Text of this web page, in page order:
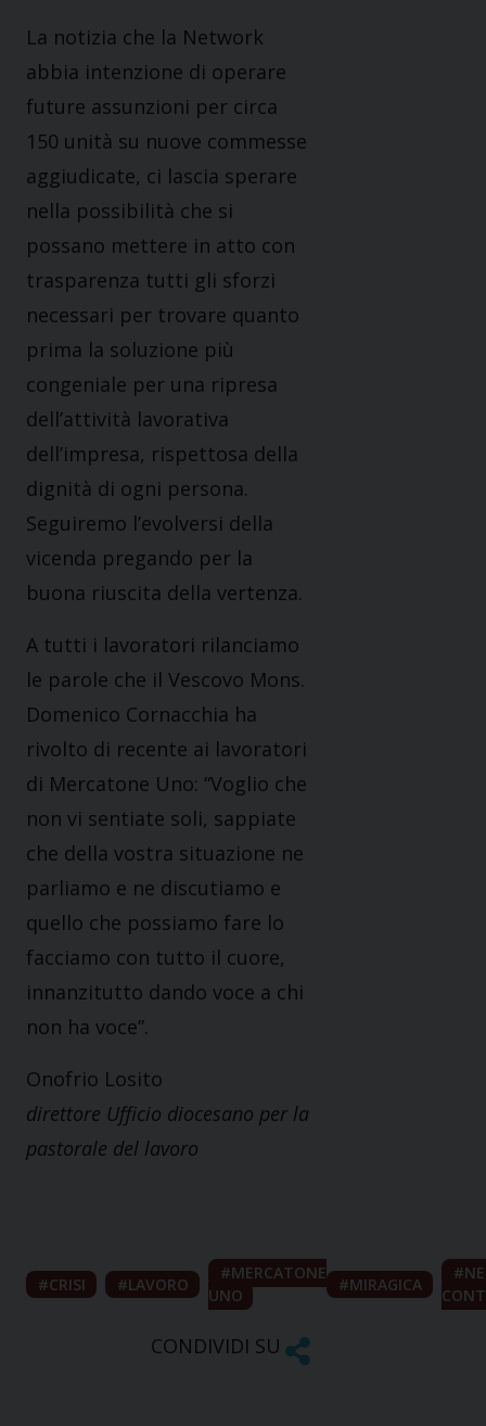
La notizia che la Network
abbia intenzione di operare
future assunzioni per circa
150 unità su nuove commesse
aggiudicate, ci lascia sperare
nella possibilità che si
possano mettere in atto con
trasparenza tutti gli sforzi
necessari per trovare quanto
prima la soluzione più
congeniale per una ripresa
dell’attività lavorativa
dell’impresa, rispettosa della
dignità di ogni persona.
Seguiremo l’evolversi della
vicenda pregando per la
buona riuscita della vertenza.
A tutti i lavoratori rilanciamo
le parole che il Vescovo Mons.
Domenico Cornacchia ha
rivolto di recente ai lavoratori
di Mercatone Uno: “Voglio che
non vi sentiate soli, sappiate
che della vostra situazione ne
parliamo e ne discutiamo e
quello che possiamo fare lo
facciamo con tutto il cuore,
innanzitutto dando voce a chi
non ha voce”.
Onofrio Losito
direttore Ufficio diocesano per la
pastorale del lavoro
CRISI LAVORO
MERCATONE
UNO
MIRAGICA
CONDIVIDI SU